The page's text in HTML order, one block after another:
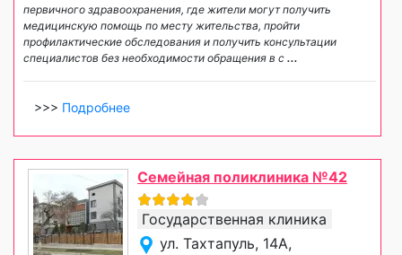
первичного здравоохранения, где жители могут получить
медицинскую помощь по месту жительства, пройти
профилактические обследования и получить консультации
специалистов без необходимости обращения в с ...
>>> Подробнее
Семейная поликлиника №42
Государственная клиника
ул. Тахтапуль, 14A,